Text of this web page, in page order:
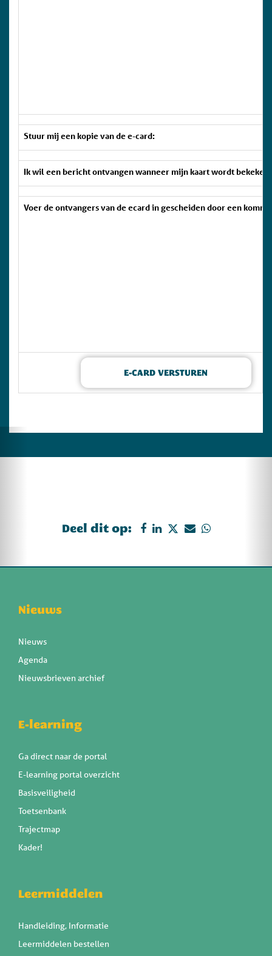
Stuur mij een kopie van de e-card:
Ik wil een bericht ontvangen wanneer mijn kaart wordt bekeken.
Voer de ontvangers van de ecard in gescheiden door een
Deel dit op:
Nieuws
Nieuws
Agenda
Nieuwsbrieven archief
E-learning
Ga direct naar de portal
E-learning portal overzicht
Basisveiligheid
Toetsenbank
Trajectmap
Kader!
Leermiddelen
Handleiding, Informatie
Leermiddelen bestellen